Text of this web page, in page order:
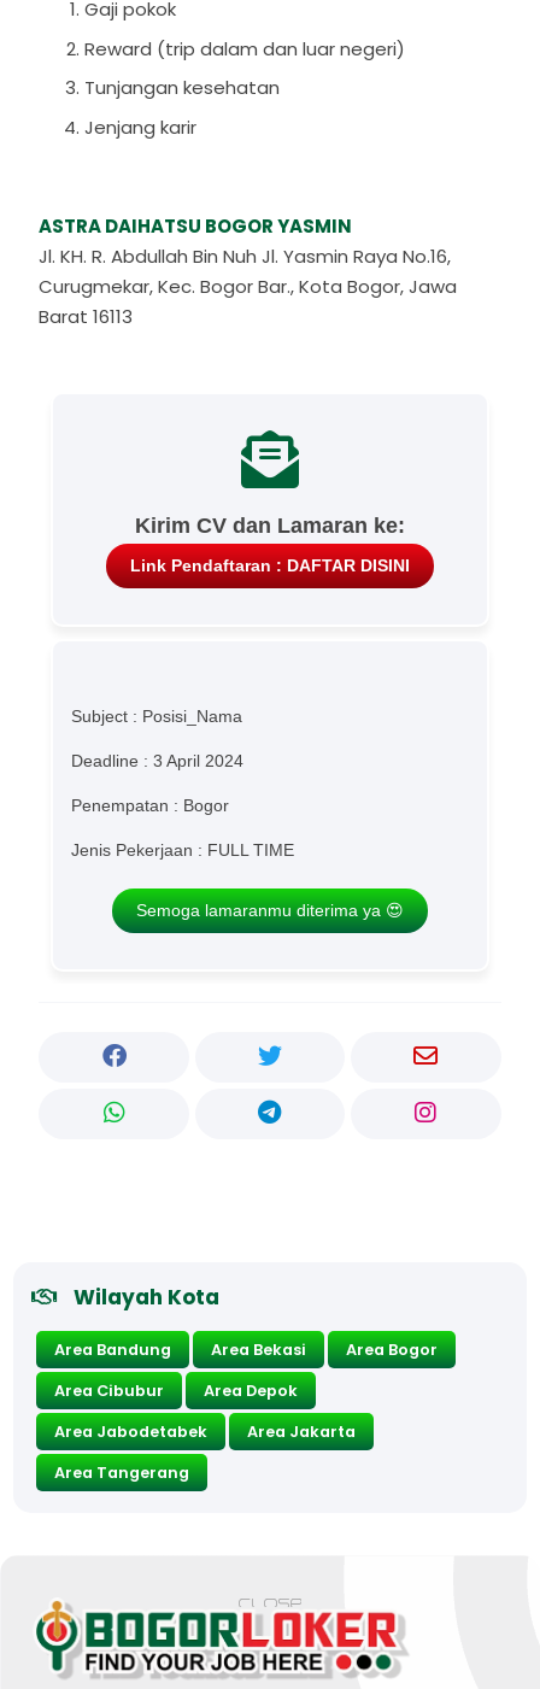
Gaji pokok
Reward (trip dalam dan luar negeri)
Tunjangan kesehatan
Jenjang karir
ASTRA DAIHATSU BOGOR YASMIN
Jl. KH. R. Abdullah Bin Nuh Jl. Yasmin Raya No.16,
Curugmekar, Kec. Bogor Bar., Kota Bogor, Jawa
Barat 16113
Kirim CV dan Lamaran ke:
Link Pendaftaran : DAFTAR DISINI
Subject : Posisi_Nama
Deadline : 3 April 2024
Penempatan : Bogor
Jenis Pekerjaan : FULL TIME
Semoga lamaranmu diterima ya 😍
Wilayah Kota
Area Bandung Area Bekasi
Area Bogor
Area Cibubur
Area Depok
Area Jabodetabek
Area Jakarta
Area Tangerang